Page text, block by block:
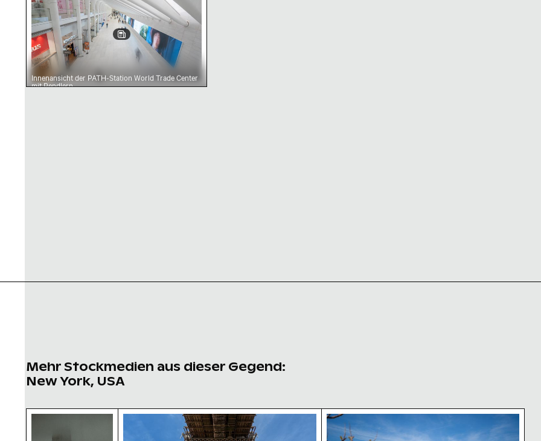
Innenansicht der PATH-Station World Trade Center
mit Pendlern
Mehr Stockmedien aus dieser Gegend:
New York, USA
Nebelverhangene Wolkenkratzer mit Filmeffekt
Unteransicht der Brooklyn-Brücke mit Skyline von Manhattan, New York
Brooklyn Bridge und Skyline von